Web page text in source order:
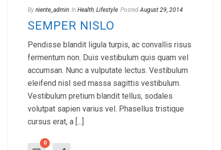
By niente_admin In Health, Lifestyle Posted August 29, 2014
SEMPER NISLO
Pendisse blandit ligula turpis, ac convallis risus
fermentum non. Duis vestibulum quis quam vel
accumsan. Nunc a vulputate lectus. Vestibulum
eleifend nisl sed massa sagittis vestibulum.
Vestibulum pretium blandit tellus, sodales
volutpat sapien varius vel. Phasellus tristique
cursus erat, a [...]
0